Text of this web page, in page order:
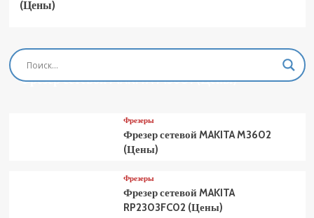
(Цены)
Фрезеры
Фрезер сетевой MAKITA M3601 (Цены)
Фрезеры
Фрезер сетевой MAKITA M3602
(Цены)
Фрезеры
Фрезер сетевой MAKITA
RP2303FC02 (Цены)